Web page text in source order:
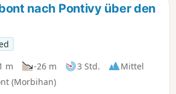
nach Pontivy über den
m -26 m 3 Std.
Mittel
(Morbihan)